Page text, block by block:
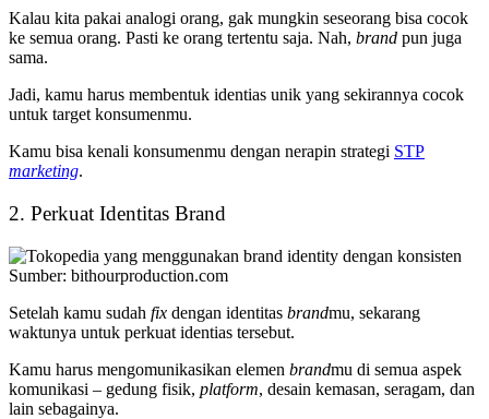
Kalau kita pakai analogi orang, gak mungkin seseorang bisa cocok
ke semua orang. Pasti ke orang tertentu saja. Nah, brand pun juga
sama.
Jadi, kamu harus membentuk identias unik yang sekirannya cocok
untuk target konsumenmu.
Kamu bisa kenali konsumenmu dengan nerapin strategi STP
marketing.
2. Perkuat Identitas Brand
Sumber: bithourproduction.com
Setelah kamu sudah fix dengan identitas brandmu, sekarang
waktunya untuk perkuat identias tersebut.
Kamu harus mengomunikasikan elemen brandmu di semua aspek
komunikasi – gedung fisik, platform, desain kemasan, seragam, dan
lain sebagainya.